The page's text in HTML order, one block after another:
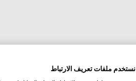
نستخدم ملفات تعريف الارتباط